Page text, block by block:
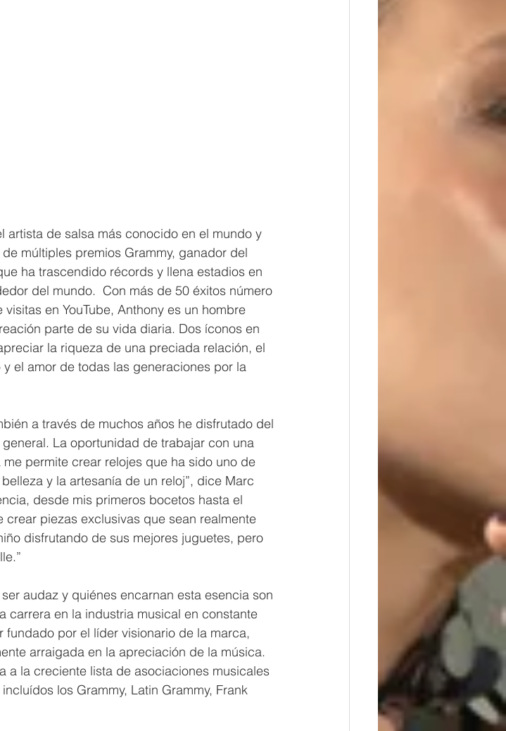
artista de salsa más conocido en el mundo y
múltiples premios Grammy, ganador del
ha trascendido récords y llena estadios en
del mundo.  Con más de 50 éxitos número
en YouTube, Anthony es un hombre
parte de su vida diaria. Dos íconos en
la riqueza de una preciada relación, el
el amor de todas las generaciones por la
a través de muchos años he disfrutado del
La oportunidad de trabajar con una
permite crear relojes que ha sido uno de
y la artesanía de un reloj”, dice Marc
desde mis primeros bocetos hasta el
piezas exclusivas que sean realmente
disfrutando de sus mejores juguetes, pero
audaz y quiénes encarnan esta esencia son
carrera en la industria musical en constante
por el líder visionario de la marca,
arraigada en la apreciación de la música.
a la creciente lista de asociaciones musicales
los Grammy, Latin Grammy, Frank